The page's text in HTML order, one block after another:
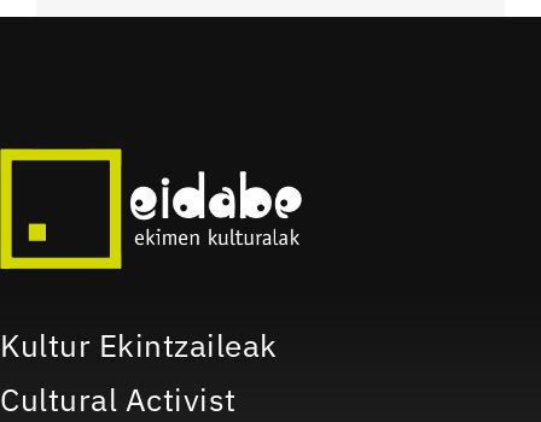
Kultur Ekintzaileak
Cultural Activist